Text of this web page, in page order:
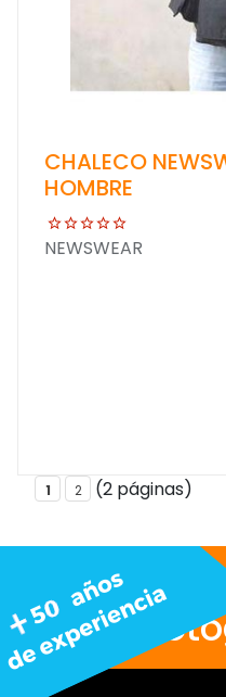
CHALECO
HOMBRE
NEWSWEAR
1 2 (2 páginas)
Nos